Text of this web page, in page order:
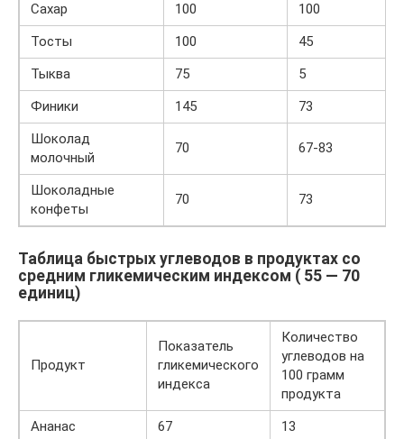
Сахар
100
100
Тосты
100
45
Тыква
75
5
Финики
145
73
Шоколад
молочный
70 67-83
Шоколадные
конфеты
70 73
Таблица быстрых углеводов в продуктах со
средним гликемическим индексом ( 55 — 70
единиц)
Продукт
Показатель
гликемического
индекса
Количество
углеводов на
100 грамм
продукта
Ананас
67 13